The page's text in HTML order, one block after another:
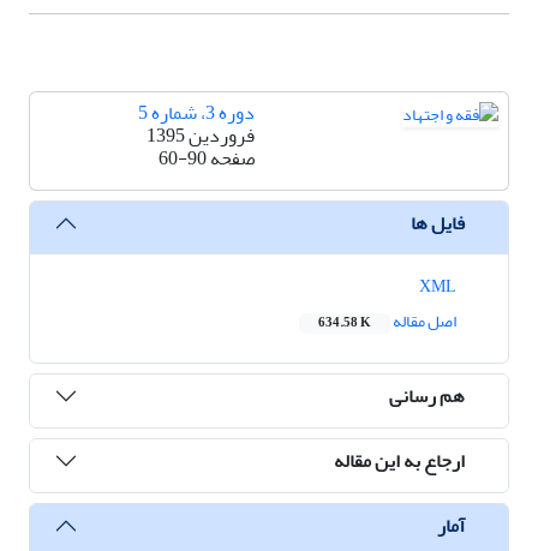
دوره 3، شماره 5
فروردین 1395
صفحه60-90
فایل ها
اصل مقاله
634.58 K
هم رسانی
ارجاع به این مقاله
آمار